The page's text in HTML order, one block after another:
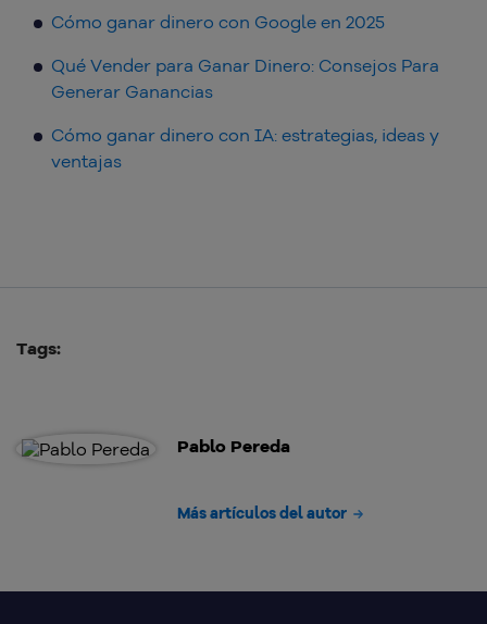
Cómo ganar dinero con Google en 2025
Qué Vender para Ganar Dinero: Consejos Para
Generar Ganancias
Cómo ganar dinero con IA: estrategias, ideas y
ventajas
Tags:
Pablo Pereda
Más artículos del autor